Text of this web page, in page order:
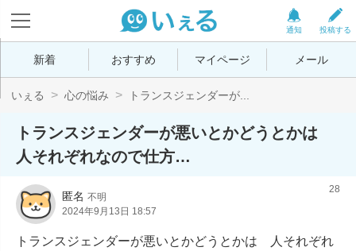
投稿する
通知
新着 おすすめ マイページ メール
いぇる 心の悩み トランスジェンダーが...
トランスジェンダーが悪いとかどうとかは
人それぞれなので仕方…
匿名 不明
2024年9月13日 18:57
28
トランスジェンダーが悪いとかどうとかは　人それぞれ